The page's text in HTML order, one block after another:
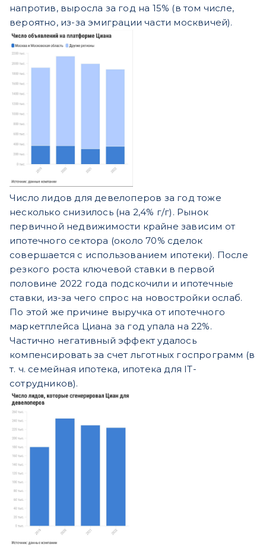
напротив, выросла за год на 15% (в том числе,
вероятно, из-за эмиграции части москвичей).
Число лидов для девелоперов за год тоже
несколько снизилось (на 2,4% г/г). Рынок
первичной недвижимости крайне зависим от
ипотечного сектора (около 70% сделок
совершается с использованием ипотеки). После
резкого роста ключевой ставки в первой
половине 2022 года подскочили и ипотечные
ставки, из-за чего спрос на новостройки ослаб.
По этой же причине выручка от ипотечного
маркетплейса Циана за год упала на 22%.
Частично негативный эффект удалось
компенсировать за счет льготных госпрограмм (в
т. ч. семейная ипотека, ипотека для IT-
сотрудников).